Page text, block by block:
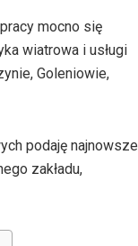
pracy mocno się
wiatrowa i usługi
Goleniowie,
podaję najnowsze
zakładu,